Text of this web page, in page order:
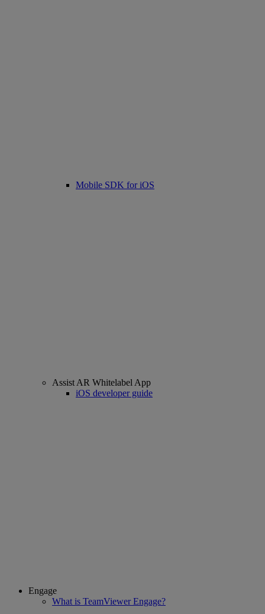
Mobile SDK for iOS
Assist AR Whitelabel App
iOS developer guide
Engage
What is TeamViewer Engage?